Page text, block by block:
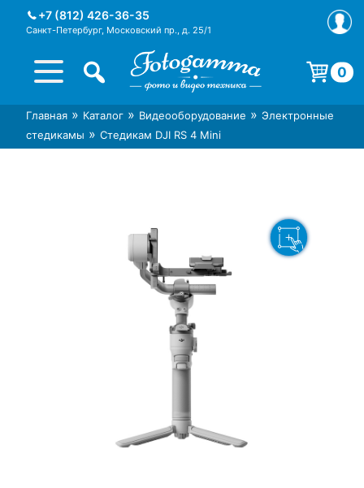
+7 (812) 426-36-35
Санкт-Петербург, Московский пр., д. 25/1
Интернет-магазин фототехники
Foto-Gamma в СПб
Магазин фотоаксессуаров foto-
gamma.ru
0
Корзина пуста.
Главная » Каталог » Видеооборудование » Электронные
стедикамы » Стедикам DJI RS 4 Mini